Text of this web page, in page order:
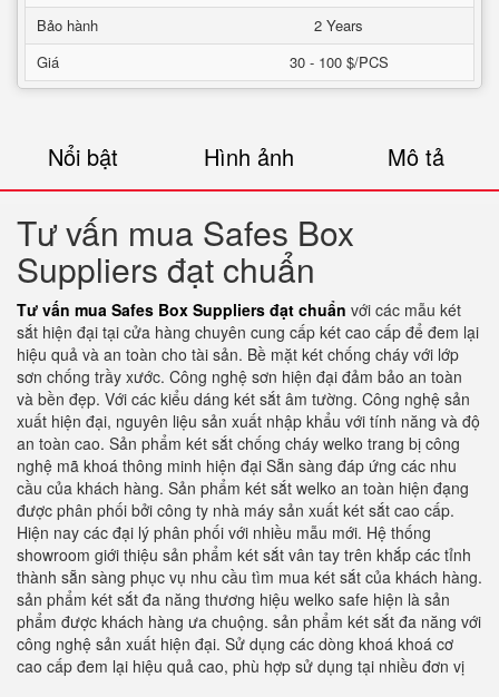
Bảo hành
2 Years
Giá
30 - 100 $/PCS
Nổi bật Hình ảnh Mô tả
Tư vấn mua Safes Box
Suppliers đạt chuẩn
Tư vấn mua Safes Box Suppliers đạt chuẩn với các mẫu két
sắt hiện đại tại cửa hàng chuyên cung cấp két cao cấp để đem lại
hiệu quả và an toàn cho tài sản. Bề mặt két chống cháy với lớp
sơn chống trầy xước. Công nghệ sơn hiện đại đảm bảo an toàn
và bền đẹp. Với các kiểu dáng két sắt âm tường. Công nghệ sản
xuất hiện đại, nguyên liệu sản xuất nhập khẩu với tính năng và độ
an toàn cao. Sản phẩm két sắt chống cháy welko trang bị công
nghệ mã khoá thông minh hiện đại Sẵn sàng đáp ứng các nhu
cầu của khách hàng. Sản phẩm két sắt welko an toàn hiện đạng
được phân phối bởi công ty nhà máy sản xuất két sắt cao cấp.
Hiện nay các đại lý phân phối với nhiều mẫu mới. Hệ thống
showroom giới thiệu sản phẩm két sắt vân tay trên khắp các tỉnh
thành sẵn sàng phục vụ nhu cầu tìm mua két sắt của khách hàng.
sản phẩm két sắt đa năng thương hiệu welko safe hiện là sản
phẩm được khách hàng ưa chuộng. sản phẩm két sắt đa năng với
công nghệ sản xuất hiện đại. Sử dụng các dòng khoá khoá cơ
cao cấp đem lại hiệu quả cao, phù hợp sử dụng tại nhiều đơn vị